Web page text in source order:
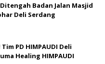
Badan Jalan Masjid
Deli Serdang
PD HIMPAUDI Deli
Healing HIMPAUDI